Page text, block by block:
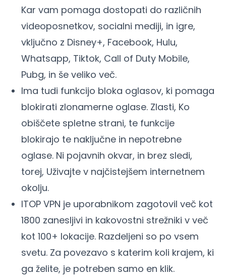
Kar vam pomaga dostopati do različnih
videoposnetkov, socialni mediji, in igre,
vključno z Disney+, Facebook, Hulu,
Whatsapp, Tiktok, Call of Duty Mobile,
Pubg, in še veliko več.
Ima tudi funkcijo bloka oglasov, ki pomaga
blokirati zlonamerne oglase. Zlasti, Ko
obiščete spletne strani, te funkcije
blokirajo te naključne in nepotrebne
oglase. Ni pojavnih okvar, in brez sledi,
torej, Uživajte v najčistejšem internetnem
okolju.
ITOP VPN je uporabnikom zagotovil več kot
1800 zanesljivi in kakovostni strežniki v več
kot 100+ lokacije. Razdeljeni so po vsem
svetu. Za povezavo s katerim koli krajem, ki
ga želite, je potreben samo en klik.